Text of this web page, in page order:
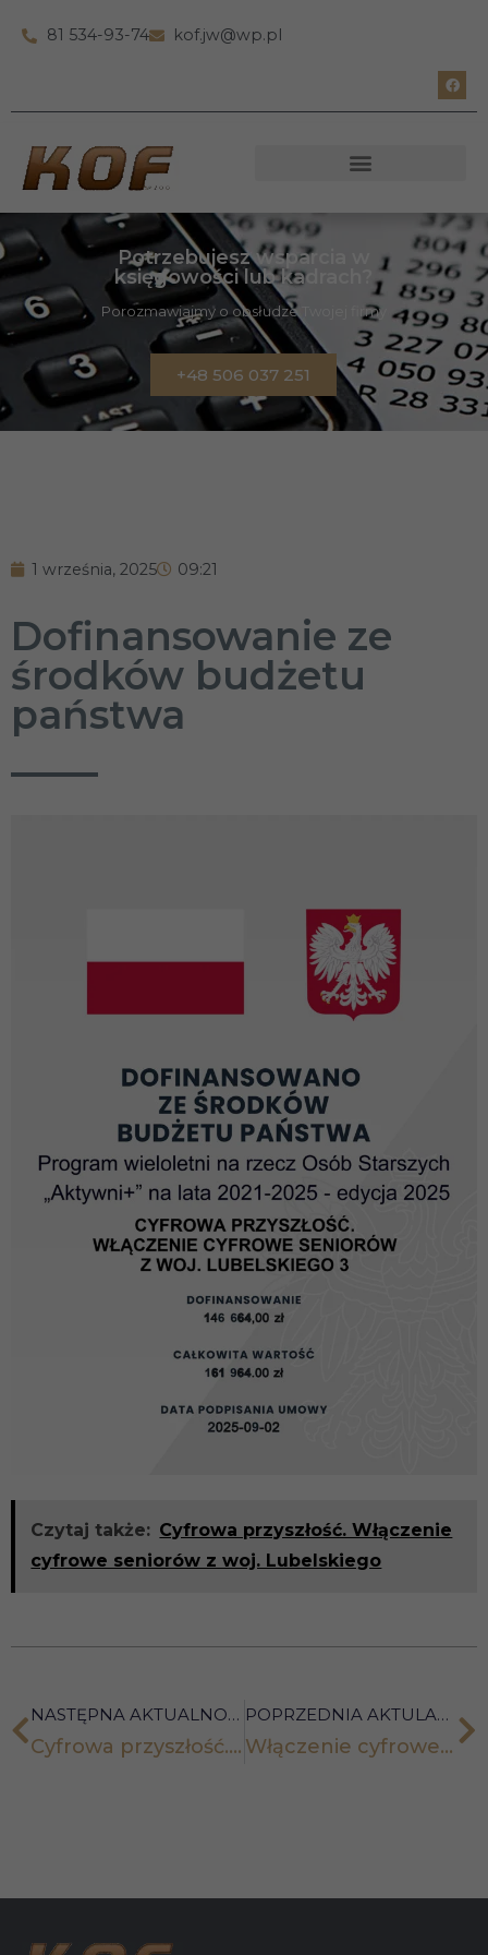
81 534-93-74 kof.jw@wp.pl
Potrzebujesz wsparcia w
księgowości lub kadrach?
Porozmawiajmy o obsłudze Twojej firmy
+48 506 037 251
1 września, 2025 09:21
Dofinansowanie ze
środków budżetu
państwa
Czytaj także: Cyfrowa przyszłość. Włączenie
cyfrowe seniorów z woj. Lubelskiego
NASTĘPNA AKTUALNOŚĆ
Cyfrowa przyszłość. Włączenie cyfrowe seniorów z woj. lubelskiego 3
POPRZEDNIA AKTULANOŚĆ
Włączenie cyfrowe seniorów z woj. lubelskiego